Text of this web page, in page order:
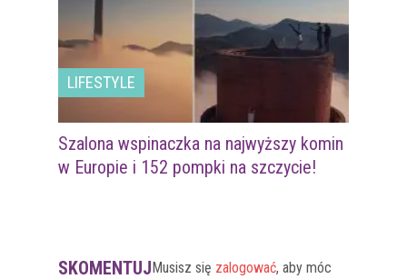
LIFESTYLE
Szalona wspinaczka na najwyższy komin
w Europie i 152 pompki na szczycie!
SKOMENTUJMusisz się zalogować, aby móc